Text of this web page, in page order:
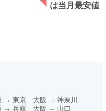
は当月最安値
→ 東京 大阪 → 神奈川
→ 兵庫 大阪 → 山口